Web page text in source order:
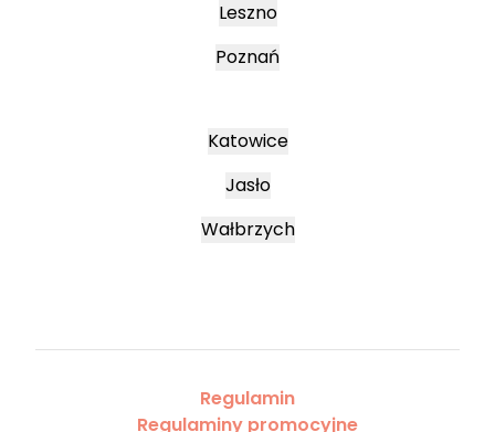
Leszno
Poznań
Katowice
Jasło
Wałbrzych
Regulamin
Regulaminy promocyjne